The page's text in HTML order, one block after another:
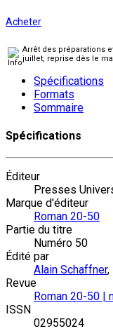
Acheter
Arrêt des préparations
juillet, reprise dès le
Spécifications
Formats
Sommaire
Spécifications
Éditeur
Presses
Marque d'éditeur
Roman 20-50
Partie du titre
Numéro 50
Édité par
Alain Schaffner,
Revue
Roman 20-50 |
ISSN
02955024